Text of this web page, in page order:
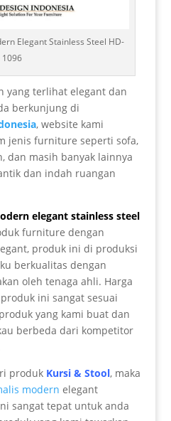
Elegant Stainless Steel HD-
1096
yang terlihat elegant dan
berkunjung di
, website kami
jenis furniture seperti sofa,
dan masih banyak lainnya
dan indah ruangan
elegant stainless steel
furniture dengan
produk ini di produksi
berkualitas dengan
oleh tenaga ahli. Harga
ini sangat sesuai
yang kami buat dan
berbeda dari kompetitor
produk Kursi & Stool, maka
modern elegant
sangat tepat untuk anda